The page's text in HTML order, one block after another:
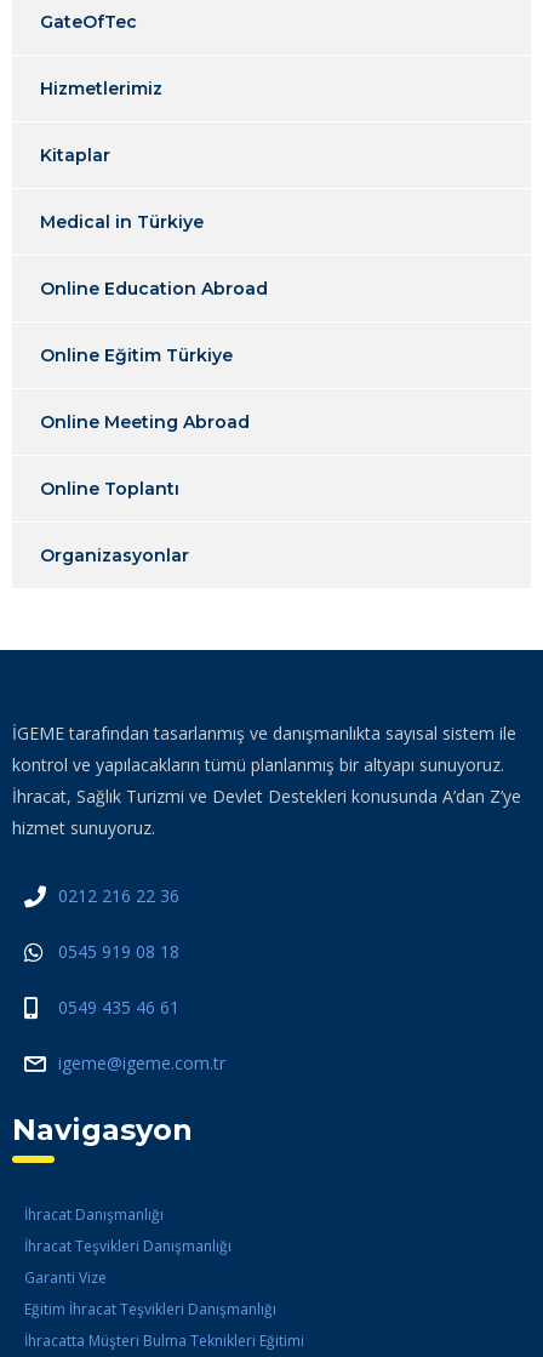
GateOfTec
Hizmetlerimiz
Kitaplar
Medical in Türkiye
Online Education Abroad
Online Eğitim Türkiye
Online Meeting Abroad
Online Toplantı
Organizasyonlar
İGEME tarafından tasarlanmış ve danışmanlıkta sayısal sistem ile
kontrol ve yapılacakların tümü planlanmış bir altyapı sunuyoruz.
İhracat, Sağlık Turizmi ve Devlet Destekleri konusunda A’dan Z’ye
hizmet sunuyoruz.
0212 216 22 36
0545 919 08 18
0549 435 46 61
igeme@igeme.com.tr
Navigasyon
İhracat Danışmanlığı
İhracat Teşvikleri Danışmanlığı
Garanti Vize
Eğitim İhracat Teşvikleri Danışmanlığı
İhracatta Müşteri Bulma Teknikleri Eğitimi